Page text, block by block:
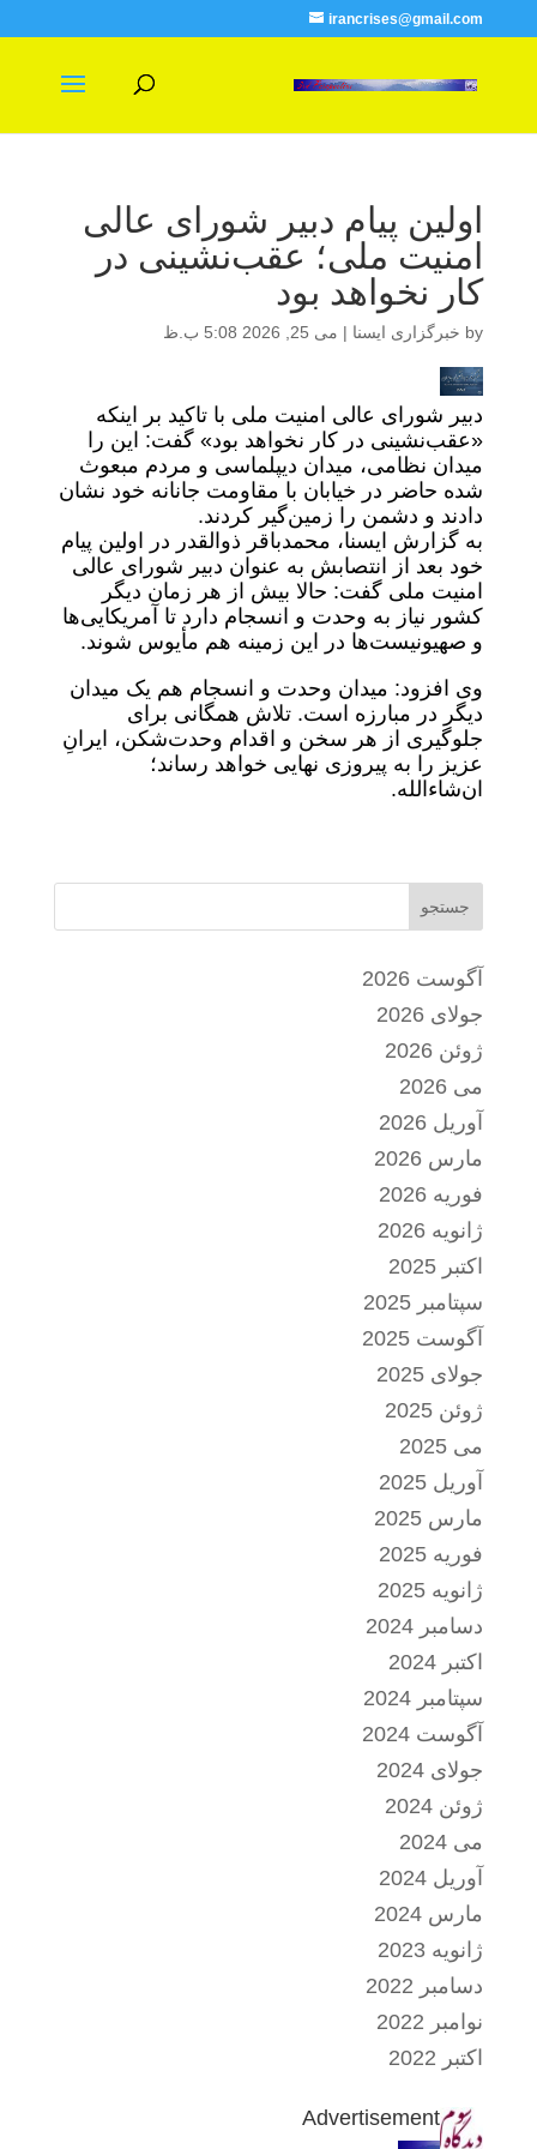
irancrises@gmail.com
اولین پیام دبیر شورای عالی
امنیت ملی؛ عقب‌نشینی در
کار نخواهد بود
by خبرگزاری ایسنا | می 25, 2026 5:08 ب.ظ
دبیر شورای عالی امنیت ملی با تاکید بر اینکه
«عقب‌نشینی در کار نخواهد بود» گفت: این را
میدان نظامی، میدان دیپلماسی و مردم مبعوث
شده حاضر در خیابان با مقاومت جانانه خود نشان
دادند و دشمن را زمین‌گیر کردند.
به گزارش ایسنا، محمدباقر ذوالقدر در اولین پیام
خود بعد از انتصابش به عنوان دبیر شورای عالی
امنیت ملی گفت: حالا بیش از هر زمان دیگر
کشور نیاز به وحدت و انسجام دارد تا آمریکایی‌ها
و صهیونیست‌ها در این زمینه هم مأیوس شوند.
وی افزود: میدان وحدت و انسجام هم یک میدان
دیگر در مبارزه است. تلاش همگانی برای
جلوگیری از هر سخن و اقدام وحدت‌شکن، ایرانِ
عزیز را به پیروزی نهایی خواهد رساند؛
ان‌شاءالله.
جستجو
آگوست 2026
جولای 2026
ژوئن 2026
می 2026
آوریل 2026
مارس 2026
فوریه 2026
ژانویه 2026
اکتبر 2025
سپتامبر 2025
آگوست 2025
جولای 2025
ژوئن 2025
می 2025
آوریل 2025
مارس 2025
فوریه 2025
ژانویه 2025
دسامبر 2024
اکتبر 2024
سپتامبر 2024
آگوست 2024
جولای 2024
ژوئن 2024
می 2024
آوریل 2024
مارس 2024
ژانویه 2023
دسامبر 2022
نوامبر 2022
اکتبر 2022
Advertisement